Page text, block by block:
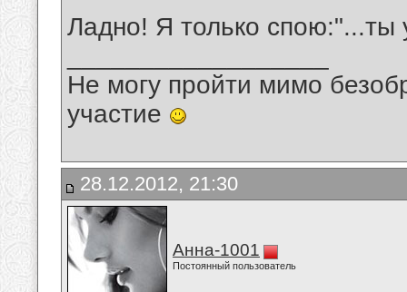
Ладно! Я только спою:"...ты
Не могу пройти мимо
участие
28.12.2012, 21:30
Анна-1001
Постоянный пользователь